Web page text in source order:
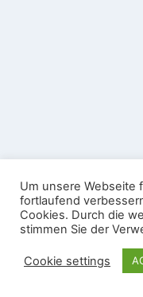
© 2026
WordPress
Um unsere Webseite
fortlaufend
Cookies. Durch die
stimmen Sie der
Cookie settings